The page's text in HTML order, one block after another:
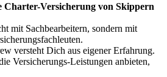
Versicherung von Skippern
mit Sachbearbeitern, sondern mit
versteht Dich aus eigener Erfahrung.
Versicherungs-Leistungen anbieten,